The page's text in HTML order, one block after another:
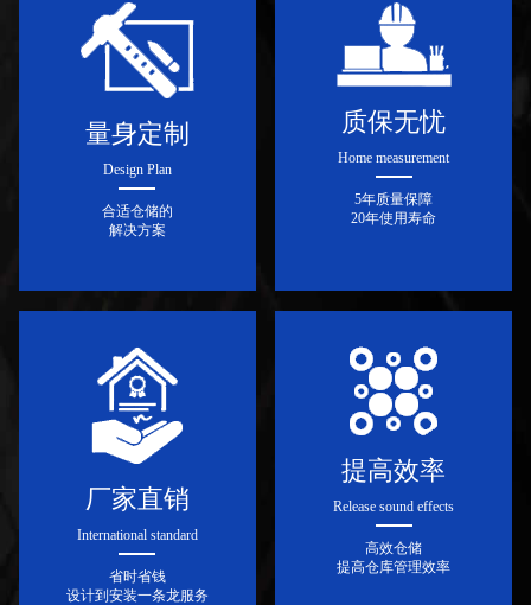
量身定制
Design Plan
合适仓储的
解决方案
质保无忧
Home measurement
5年质量保障
20年使用寿命
厂家直销
International standard
省时省钱
设计到安装一条龙服务
提高效率
Release sound effects
高效仓储
提高仓库管理效率